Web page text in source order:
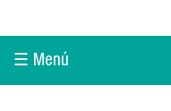
☰ Menú